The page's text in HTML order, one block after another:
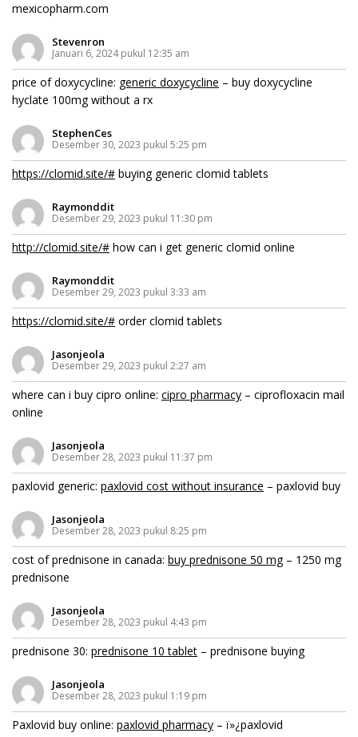
mexicopharm.com
Stevenron
Januari 6, 2024 pukul 12:35 am
price of doxycycline: generic doxycycline – buy doxycycline
hyclate 100mg without a rx
StephenCes
Desember 30, 2023 pukul 5:25 pm
https://clomid.site/# buying generic clomid tablets
Raymonddit
Desember 29, 2023 pukul 11:30 pm
http://clomid.site/# how can i get generic clomid online
Raymonddit
Desember 29, 2023 pukul 3:33 am
https://clomid.site/# order clomid tablets
Jasonjeola
Desember 29, 2023 pukul 2:27 am
where can i buy cipro online: cipro pharmacy – ciprofloxacin mail
online
Jasonjeola
Desember 28, 2023 pukul 11:37 pm
paxlovid generic: paxlovid cost without insurance – paxlovid buy
Jasonjeola
Desember 28, 2023 pukul 8:25 pm
cost of prednisone in canada: buy prednisone 50 mg– 1250 mg
prednisone
Jasonjeola
Desember 28, 2023 pukul 4:43 pm
prednisone 30: prednisone 10 tablet – prednisone buying
Jasonjeola
Desember 28, 2023 pukul 1:19 pm
Paxlovid buy online: paxlovid pharmacy – ï»¿paxlovid